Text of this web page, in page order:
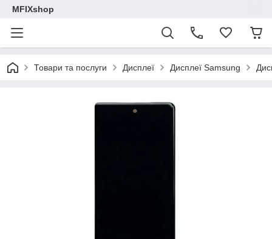
MFIXshop
Товари та послуги Дисплеї Дисплеї Samsung